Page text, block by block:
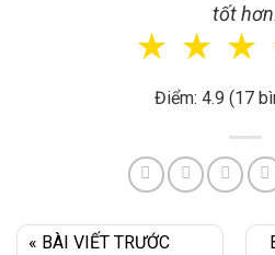
tốt
☆
☆
☆
Điểm: 4.9 (17
« BÀI VIẾT TRƯỚC